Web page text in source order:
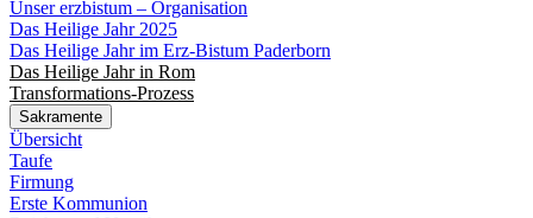
Unser erzbistum – Organisation
Das Heilige Jahr 2025
Das Heilige Jahr im Erz-Bistum Paderborn
Das Heilige Jahr in Rom
Transformations-Prozess
Sakramente
Übersicht
Taufe
Firmung
Erste Kommunion